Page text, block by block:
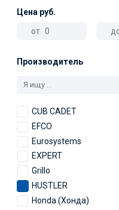
Цена руб.
от
Производитель
CUB CADET
EFCO
Eurosystems
EXPERT
Grillo
HUSTLER
Honda (Хонда)